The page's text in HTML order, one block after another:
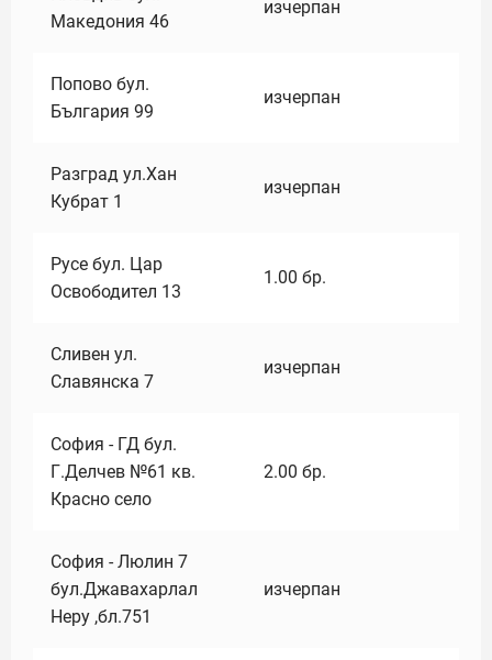
Македония 46
изчерпан
Попово бул.
България 99
изчерпан
Разград ул.Хан
Кубрат 1
изчерпан
Русе бул. Цар
Освободител 13
1.00 бр.
Сливен ул.
Славянска 7
изчерпан
София - ГД бул.
Г.Делчев №61 кв.
Красно село
2.00 бр.
София - Люлин 7
бул.Джавахарлал
Неру ,бл.751
изчерпан